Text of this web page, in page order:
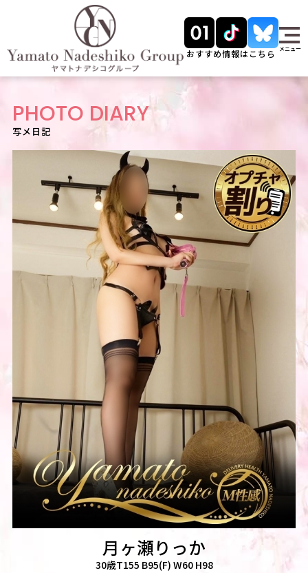
おすすめ情報はこちら メニュー
PHOTO DIARY
写メ日記
月ヶ瀬りっか
30歳T155 B95(F) W60 H98